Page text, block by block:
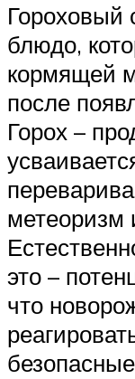
Гороховый
блюдо,
кормящей
после
Горох –
метеоризм
это –
что